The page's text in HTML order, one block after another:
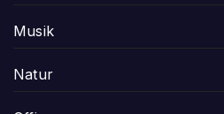
Musik
Natur